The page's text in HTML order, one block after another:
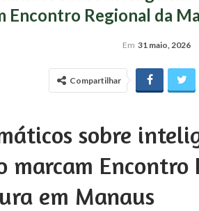
Encontro Regional da
Em 31 maio, 2026
Compartilhar
sobre
marcam Encontro
em Manaus